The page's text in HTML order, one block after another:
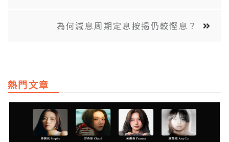
為何減息周期定息按揭仍較慳息？
熱門文章